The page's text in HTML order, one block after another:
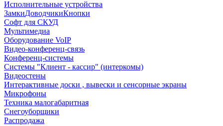
Исполнительные устройства
ЗамкиДоводчикиКнопки
Софт для СКУД
Мультимедиа
Оборудование VoIP
Видео-конференц-связь
Конференц-системы
Системы "Клиент - кассир" (интеркомы)
Видеостены
Интерактивные доски , вывески и сенсорные экраны
Микрофоны
Техника малогабаритная
Снегоуборщики
Распродажа